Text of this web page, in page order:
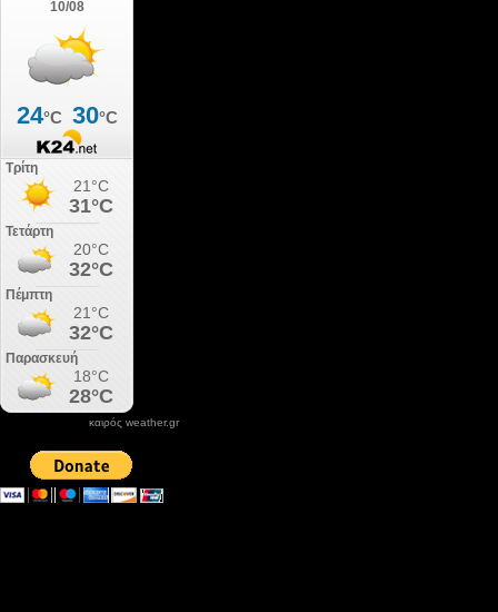
καιρός weather.gr